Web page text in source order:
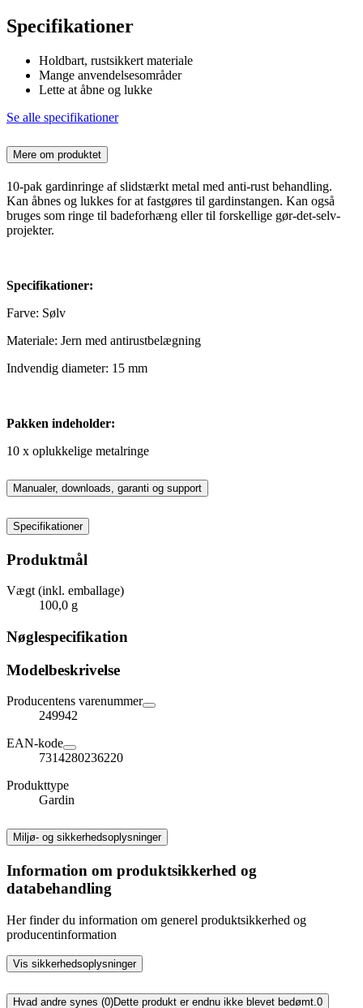
Specifikationer
Holdbart, rustsikkert materiale
Mange anvendelsesområder
Lette at åbne og lukke
Se alle specifikationer
Mere om produktet
10-pak gardinringe af slidstærkt metal med anti-rust behandling.
Kan åbnes og lukkes for at fastgøres til gardinstangen. Kan også
bruges som ringe til badeforhæng eller til forskellige gør-det-selv-
projekter.
Specifikationer:
Farve: Sølv
Materiale: Jern med antirustbelægning
Indvendig diameter: 15 mm
Pakken indeholder:
10 x oplukkelige metalringe
Manualer, downloads, garanti og support
Specifikationer
Produktmål
Vægt (inkl. emballage)
100,0 g
Nøglespecifikation
Modelbeskrivelse
Producentens varenummer
249942
EAN-kode
7314280236220
Produkttype
Gardin
Miljø- og sikkerhedsoplysninger
Information om produktsikkerhed og
databehandling
Her finder du information om generel produktsikkerhed og
producentinformation
Vis sikkerhedsoplysninger
Hvad andre synes (0)Dette produkt er endnu ikke blevet bedømt. 0